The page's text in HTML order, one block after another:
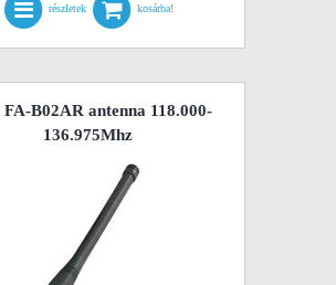
részletek kosárba!
B02AR antenna 118.000-
136.975Mhz